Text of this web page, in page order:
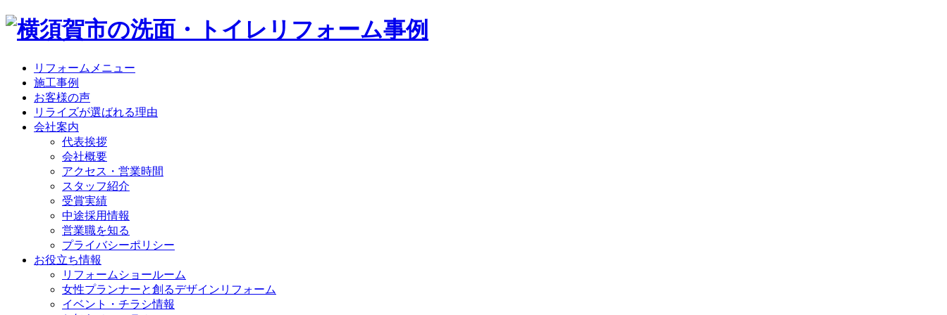
リフォームメニュー
施工事例
お客様の声
リライズが選ばれる理由
会社案内
代表挨拶
会社概要
アクセス・営業時間
スタッフ紹介
受賞実績
中途採用情報
営業職を知る
プライバシーポリシー
お役立ち情報
リフォームショールーム
女性プランナーと創るデザインリフォーム
イベント・チラシ情報